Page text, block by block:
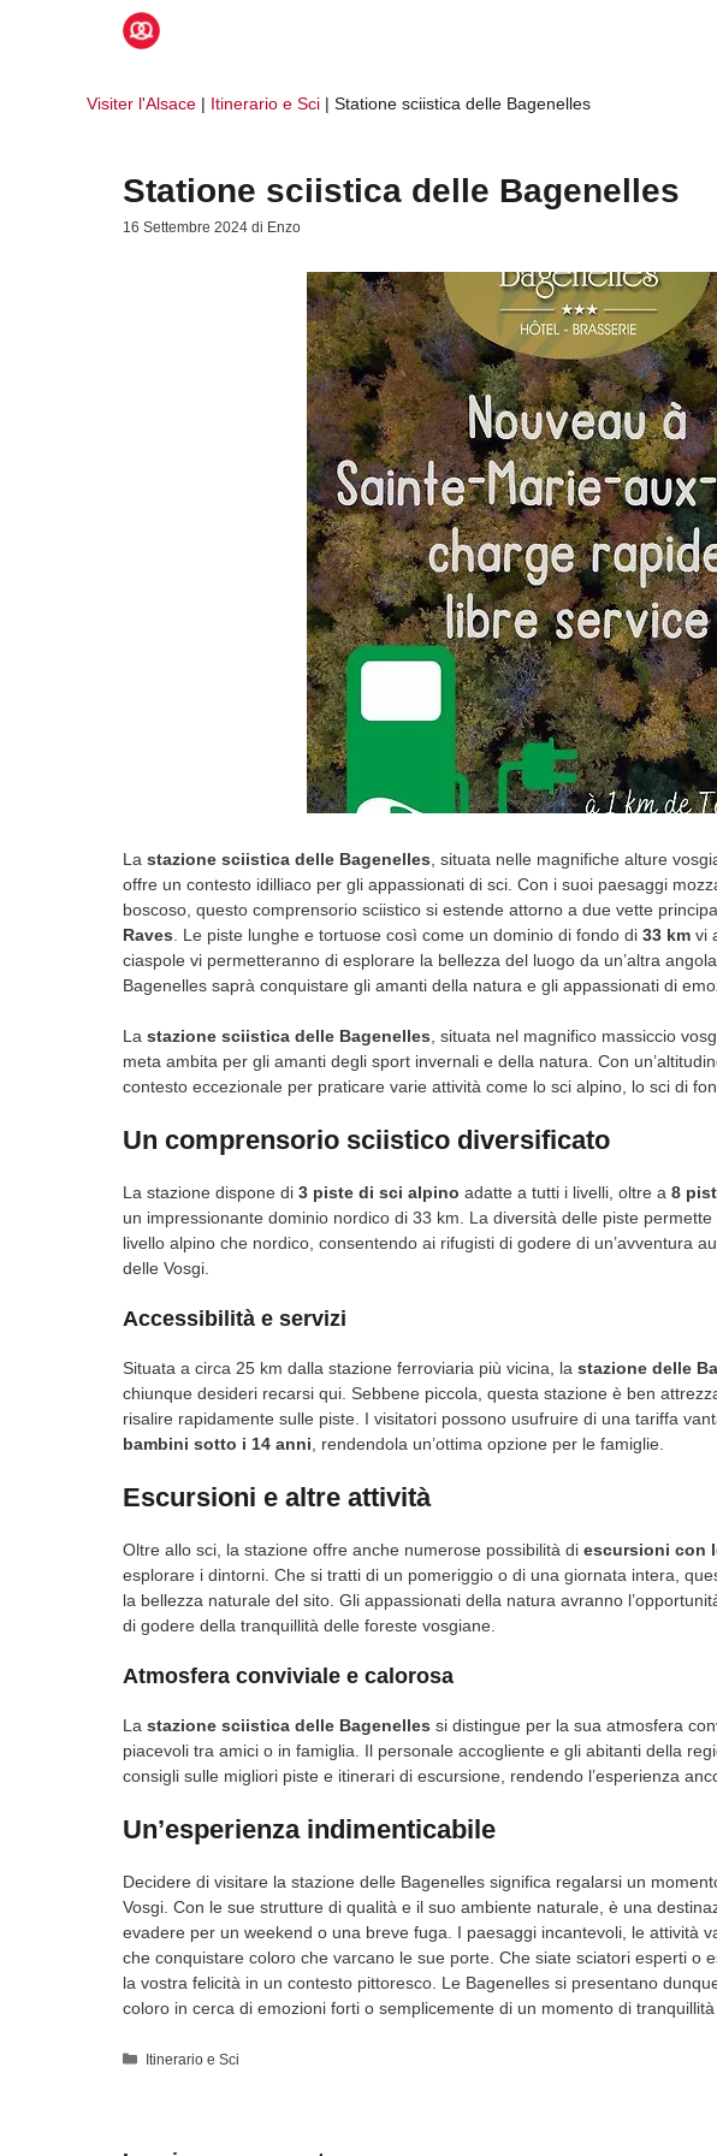
Visiter l'Alsace | Itinerario e Sci | Statione sciistica delle Bagenelles
Statione sciistica delle Bagenelles
16 Settembre 2024 di Enzo
La stazione sciistica delle Bagenelles , situata nelle magnifiche alture
offre un contesto idilliaco per gli appassionati di sci. Con i suoi paesaggi
boscoso, questo comprensorio sciistico si estende attorno a due vette
Raves . Le piste lunghe e tortuose così come un dominio di fondo di 33 km vi
ciaspole vi permetteranno di esplorare la bellezza del luogo da un’altra
Bagenelles saprà conquistare gli amanti della natura e gli appassionati di
La stazione sciistica delle Bagenelles , situata nel magnifico massiccio
meta ambita per gli amanti degli sport invernali e della natura. Con
contesto eccezionale per praticare varie attività come lo sci alpino, lo sci di
Un comprensorio sciistico diversificato
La stazione dispone di 3 piste di sci alpino adatte a tutti i livelli, oltre a 8
un impressionante dominio nordico di 33 km. La diversità delle piste
livello alpino che nordico, consentendo ai rifugisti di godere di un’avventura
delle Vosgi.
Accessibilità e servizi
Situata a circa 25 km dalla stazione ferroviaria più vicina, la stazione delle
chiunque desideri recarsi qui. Sebbene piccola, questa stazione è ben
risalire rapidamente sulle piste. I visitatori possono usufruire di una tariffa
bambini sotto i 14 anni , rendendola un’ottima opzione per le famiglie.
Escursioni e altre attività
Oltre allo sci, la stazione offre anche numerose possibilità di escursioni con
esplorare i dintorni. Che si tratti di un pomeriggio o di una giornata intera,
la bellezza naturale del sito. Gli appassionati della natura avranno
di godere della tranquillità delle foreste vosgiane.
Atmosfera conviviale e calorosa
La stazione sciistica delle Bagenelles si distingue per la sua atmosfera
piacevoli tra amici o in famiglia. Il personale accogliente e gli abitanti della
consigli sulle migliori piste e itinerari di escursione, rendendo l’esperienza
Un’esperienza indimenticabile
Decidere di visitare la stazione delle Bagenelles significa regalarsi un
Vosgi. Con le sue strutture di qualità e il suo ambiente naturale, è una
evadere per un weekend o una breve fuga. I paesaggi incantevoli, le attività
che conquistare coloro che varcano le sue porte. Che siate sciatori esperti o
la vostra felicità in un contesto pittoresco. Le Bagenelles si presentano
coloro in cerca di emozioni forti o semplicemente di un momento di
Categorie
Itinerario e Sci